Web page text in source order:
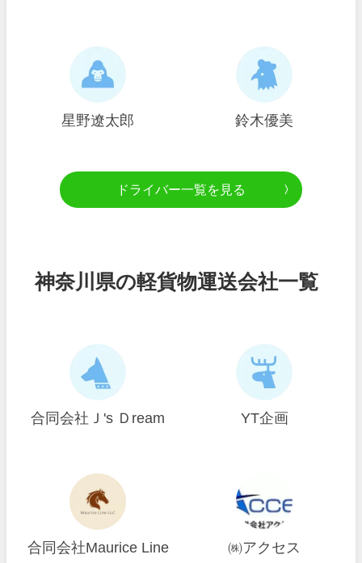
星野遼太郎 鈴木優美
ドライバー一覧を見る
神奈川県の軽貨物運送会社一覧
合同会社Ｊ's Ｄream YT企画
合同会社Maurice Line ㈱アクセス